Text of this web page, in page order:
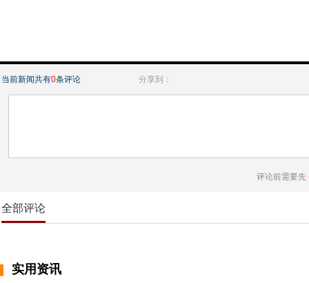
当前新闻共有0条评论 分享到：
评论前需要先
全部评论
实用资讯